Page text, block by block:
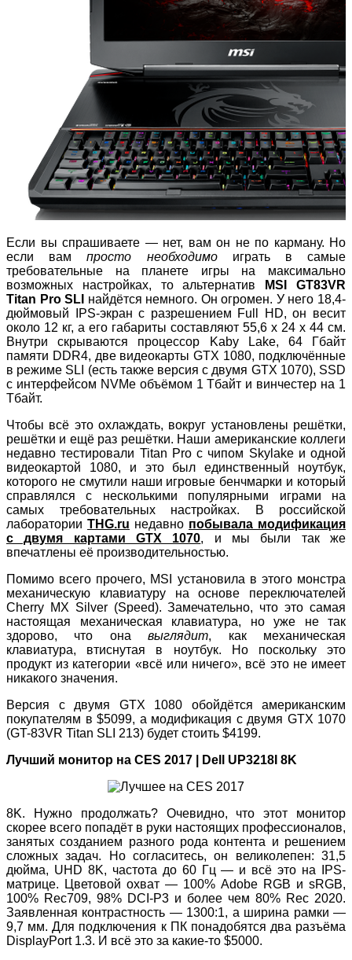
Если вы спрашиваете — нет, вам он не по карману. Но
если вампросто необходимоиграть в самые
требовательные на планете игры на максимально
возможных настройках, то альтернатив
MSI GT83VR
Titan Pro SLI найдётся немного. Он огромен. У него 18,4-
дюймовый IPS-экран с разрешением Full HD, он весит
около 12 кг, а его габариты составляют 55,6 х 24 х 44 см.
Внутри скрываются процессор Kaby Lake, 64 Гбайт
памяти DDR4, две видеокарты GTX 1080, подключённые
в режиме SLI (есть также версия с двумя GTX 1070), SSD
с интерфейсом NVMe объёмом 1 Тбайт и винчестер на 1
Тбайт.
Чтобы всё это охлаждать, вокруг установлены решётки,
решётки и ещё раз решётки. Наши американские коллеги
недавно тестировали Titan Pro c чипом Skylake и одной
видеокартой 1080, и это был единственный ноутбук,
которого не смутили наши игровые бенчмарки и который
справлялся с несколькими популярными играми на
самых требовательных настройках. В российской
лаборатории THG.ru недавно побывала модификация
с двумя картами GTX 1070, и мы были так же
впечатлены её производительностью.
Помимо всего прочего, MSI установила в этого монстра
механическую клавиатуру на основе переключателей
Cherry MX Silver (Speed). Замечательно, что это самая
настоящая механическая клавиатура, но уже не так
здорово, что онавыглядит, как механическая
клавиатура, втиснутая в ноутбук. Но поскольку это
продукт из категории «всё или ничего», всё это не имеет
никакого значения.
Версия с двумя GTX 1080 обойдётся американским
покупателям в $5099, а модификация с двумя GTX 1070
(GT-83VR Titan SLI 213) будет стоить $4199.
Лучший монитор на CES 2017 | Dell UP3218I 8K
8K. Нужно продолжать? Очевидно, что этот монитор
скорее всего попадёт в руки настоящих профессионалов,
занятых созданием разного рода контента и решением
сложных задач. Но согласитесь, он великолепен: 31,5
дюйма, UHD 8K, частота до 60 Гц — и всё это на IPS-
матрице. Цветовой охват — 100% Adobe RGB и sRGB,
100% Rec709, 98% DCI-P3 и более чем 80% Rec 2020.
Заявленная контрастность — 1300:1, а ширина рамки —
9,7 мм. Для подключения к ПК понадобятся два разъёма
DisplayPort 1.3. И всё это за какие-то $5000.